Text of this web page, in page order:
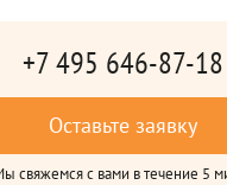
+7 495 646-87-18
Оставьте заявку
свяжемся с вами в течение 5